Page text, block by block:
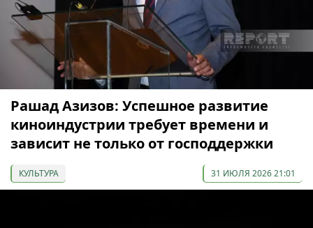
Рашад Азизов: Успешное развитие
киноиндустрии требует времени и
зависит не только от господдержки
КУЛЬТУРА 31 ИЮЛЯ 2026 21:01